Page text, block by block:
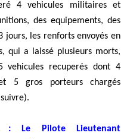
é
4 vehicules militaires et
des equipements, des
jours, les renforts envoyés en
qui a laissé plusieurs morts,
vehicules recuperés dont 4
5 gros porteurs chargés
suivre).
: Le Pilote Lieutenant